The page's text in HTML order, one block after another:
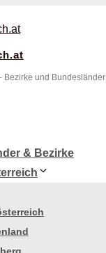
Bezirke und Bundesländer
& Bezirke